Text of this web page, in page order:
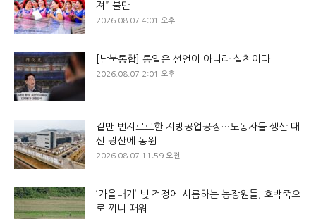
져” 불만
2026.08.07 4:01 오후
[남북통합] 통일은 선언이 아니라 실천이다
2026.08.07 2:01 오후
겉만 번지르르한 지방공업공장…노동자들 생산 대
신 광산에 동원
2026.08.07 11:59 오전
‘가을내기’ 빚 걱정에 시름하는 농장원들, 호박죽으
로 끼니 때워